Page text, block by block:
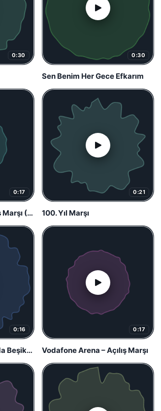
0:30 0:30
Sen Benim Her Gece Efkarım
0:17
Vodafone Arena Açılış Marşı (Başlangıç)
0:21
100. Yıl Marşı
0:16
Ali Sinanoğlu – Cihanda Beşiktaş
0:17
Vodafone Arena – Açılış Marşı